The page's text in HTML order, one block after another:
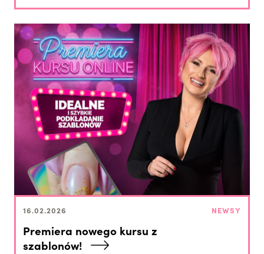
16.02.2026 NEWSY
Premiera nowego kursu z
szablonów!